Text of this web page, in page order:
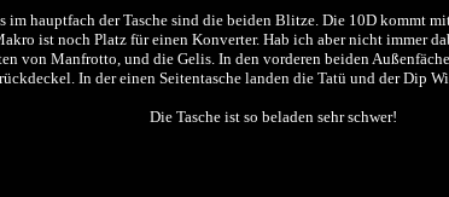
hauptfach der Tasche sind die beiden Blitze. Die 10D kommt
ist noch Platz für einen Konverter. Hab ich aber nicht immer
von Manfrotto, und die Gelis. In den vorderen beiden
In der einen Seitentasche landen die Tatü und der Dip
Die Tasche ist so beladen sehr schwer!